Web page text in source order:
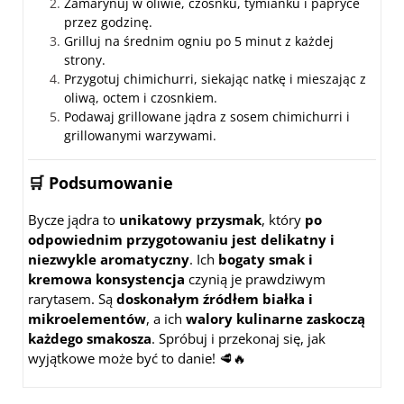
przez godzinę.
Grilluj na średnim ogniu po 5 minut z każdej
strony.
Przygotuj chimichurri, siekając natkę i mieszając z
oliwą, octem i czosnkiem.
Podawaj grillowane jądra z sosem chimichurri i
grillowanymi warzywami.
🛒 Podsumowanie
Bycze jądra to unikatowy przysmak, który po
odpowiednim przygotowaniu jest delikatny i
niezwykle aromatyczny. Ich bogaty smak i
kremowa konsystencja czynią je prawdziwym
rarytasem. Są doskonałym źródłem białka i
mikroelementów, a ich walory kulinarne zaskoczą
każdego smakosza. Spróbuj i przekonaj się, jak
wyjątkowe może być to danie! 🥩🔥